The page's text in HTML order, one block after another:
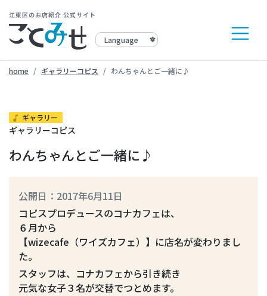
江東区のお店紹介 公式サイト
home ギャラリーコピス わんちゃんとご一緒に♪
music_note ギャラリー
ギャラリーコピス
わんちゃんとご一緒に♪
公開日：2017年6月11日
コピスプロデュースのコナカフェは、
６月から
【wizecafe（ワイズカフェ）】に店名が変わりまし
た。
スタッフは、コナカフェから引き続き
元気な女子３名が交替でつとめます。